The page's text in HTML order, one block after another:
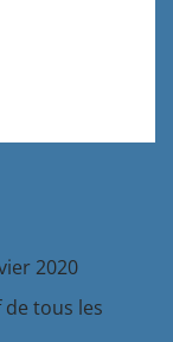
2020
tous les